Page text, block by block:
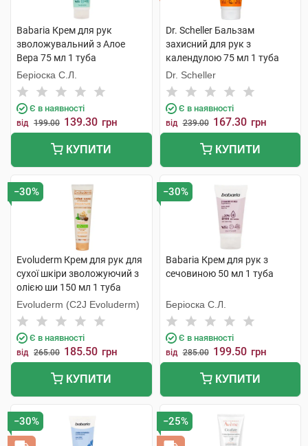
Babaria Крем для рук
зволожувальний з Алое
Вера 75 мл 1 туба
Беріоска С.Л.
Є в наявності
від 199.00 139.30 грн
КУПИТИ
Dr. Scheller Бальзам
захисний для рук з
календулою 75 мл 1 туба
Dr. Scheller
Є в наявності
від 239.00 167.30 грн
КУПИТИ
−30%
Evoluderm Крем для рук для
сухої шкіри зволожуючий з
олією ши 150 мл 1 туба
Evoluderm (C2J Evoluderm)
Є в наявності
від 265.00 185.50 грн
КУПИТИ
−30%
Babaria Крем для рук з
сечовиною 50 мл 1 туба
Беріоска С.Л.
Є в наявності
від 285.00 199.50 грн
КУПИТИ
−30% −25%